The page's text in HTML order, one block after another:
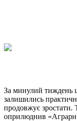
За минулий тиждень
залишились
продовжує зростати.
оприлюднив